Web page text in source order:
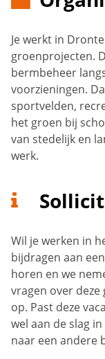
Je werkt in
groenprojecten.
bermbeheer
voorzieningen.
sportvelden,
het groen bij
van stedelijk en
werk.
Wil je werken in
bijdragen aan
horen en we
vragen over
op. Past deze
wel aan de slag
naar een andere